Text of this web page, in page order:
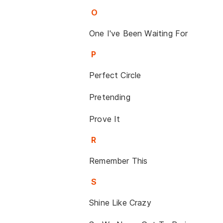
O
One I've Been Waiting For
P
Perfect Circle
Pretending
Prove It
R
Remember This
S
Shine Like Crazy